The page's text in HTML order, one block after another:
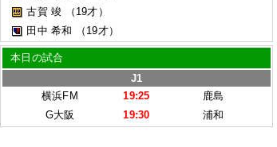
古賀 竣
（19才）
田中 希和
（19才）
本日の試合
J1
横浜FM
19:25
鹿島
G大阪
19:30 浦和